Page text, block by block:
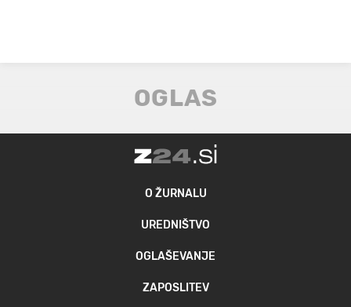
O ŽURNALU
UREDNIŠTVO
OGLAŠEVANJE
ZAPOSLITEV